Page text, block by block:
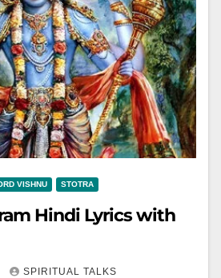
VISHNU STOTRA
Hindi Lyrics with
SPIRITUAL TALKS